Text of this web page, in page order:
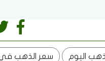
اليوم سعر الذهب في